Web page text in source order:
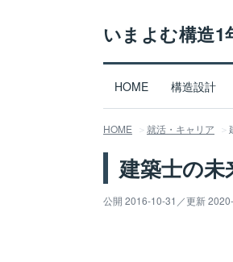
いまよむ構造1
HOME 構造設計
HOME 就活・キャリア
建築士の未
公開 2016-10-31 ／更新